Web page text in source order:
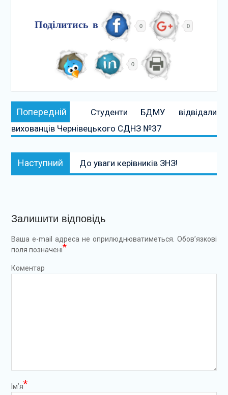
Поділитись в 0 0
0
Навігація
записів
Попередній Попередній:
Студенти БДМУ відвідали
вихованців Чернівецького СДНЗ №37
Наступний Наступний:
До уваги керівників ЗНЗ!
Залишити відповідь
Ваша e-mail адреса не оприлюднюватиметься. Обов’язкові
поля позначені*
Коментар
Ім’я*